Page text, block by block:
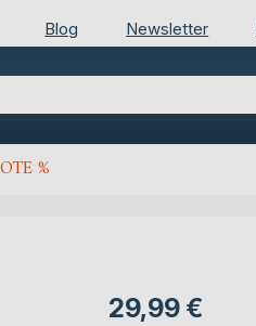
Blog Newsletter
%
29,99 €